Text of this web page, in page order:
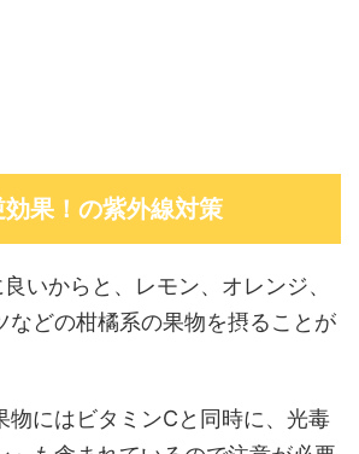
果！の紫外線対策
いからと、レモン、オレンジ、
などの柑橘系の果物を摂ることが
物にはビタミンCと同時に、光毒